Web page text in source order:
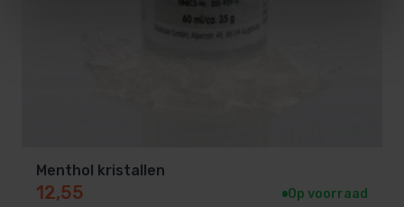
Menthol kristallen
12,55 Op voorraad